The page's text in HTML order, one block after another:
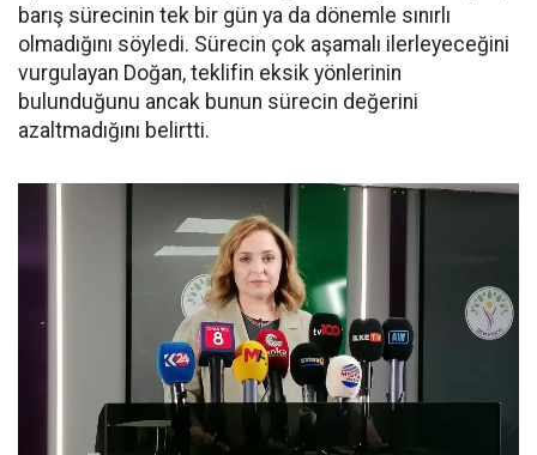
barış sürecinin tek bir gün ya da dönemle sınırlı
olmadığını söyledi. Sürecin çok aşamalı ilerleyeceğini
vurgulayan Doğan, teklifin eksik yönlerinin
bulunduğunu ancak bunun sürecin değerini
azaltmadığını belirtti.